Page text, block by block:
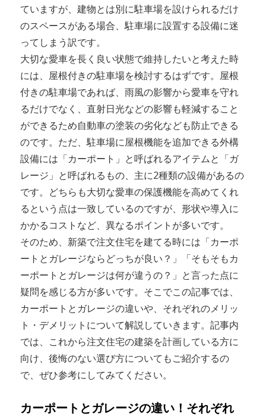
ていますが、建物とは別に駐車場を設けられるだけ
のスペースがある場合、駐車場に設置する設備に迷
ってしまう訳です。
大切な愛車を長く良い状態で維持したいと考えた時
には、屋根付きの駐車場を検討するはずです。屋根
付きの駐車場であれば、雨風の影響から愛車を守れ
るだけでなく、直射日光などの影響も軽減すること
ができるため自動車の塗装の劣化なども防止できる
のです。ただ、駐車場に屋根機能を追加できる外構
設備には「カーポート」と呼ばれるアイテムと「ガ
レージ」と呼ばれるもの、主に2種類の設備があるの
です。どちらも大切な愛車の保護機能を高めてくれ
るという点は一致しているのですが、形状や導入に
かかるコストなど、異なるポイントが多いです。
そのため、新築で注文住宅を建てる時には「カーポ
ートとガレージならどっちが良い？」「そもそもカ
ーポートとガレージは何が違うの？」と言った点に
疑問を感じる方が多いです。そこでこの記事では、
カーポートとガレージの違いや、それぞれのメリッ
ト・デメリットについて解説していきます。記事内
では、これから注文住宅の建築を計画している方に
向け、後悔のない選び方についてもご紹介するの
で、ぜひ参考にしてみてください。
カーポートとガレージの違い！それぞれ